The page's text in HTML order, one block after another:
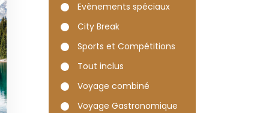
Evènements spéciaux
City Break
Sports et Compétitions
Tout inclus
Voyage combiné
Voyage Gastronomique